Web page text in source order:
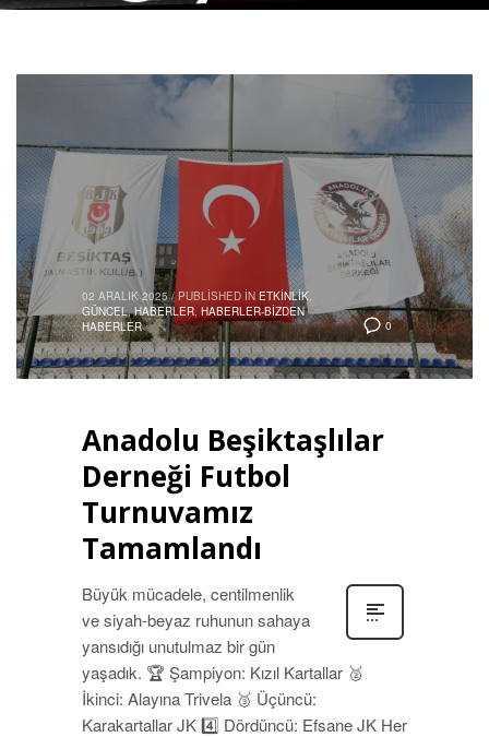
0
02 ARALIK 2025 / PUBLISHED IN ETKINLIK,
GÜNCEL,HABERLER, HABERLER-BIZDEN
HABERLER
Anadolu Beşiktaşlılar
Derneği Futbol
Turnuvamız
Tamamlandı
Büyük mücadele, centilmenlik
ve siyah-beyaz ruhunun sahaya
yansıdığı unutulmaz bir gün
yaşadık. 🏆 Şampiyon: Kızıl Kartallar 🥈
İkinci: Alayına Trivela 🥉 Üçüncü:
Karakartallar JK 4️⃣ Dördüncü: Efsane JK Her